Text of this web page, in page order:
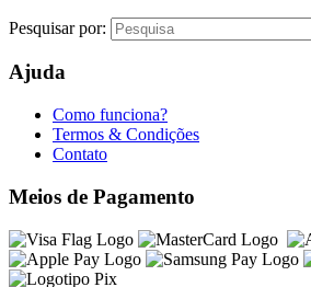
Pesquisar por:
Ajuda
Como funciona?
Termos & Condições
Contato
Meios de Pagamento